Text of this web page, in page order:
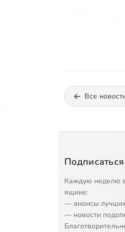
Все
Каждую неделю
ящике:
— анонсы
— новости